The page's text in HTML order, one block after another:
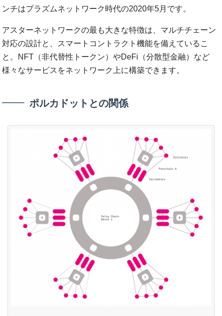
ンチはプラズムネットワーク時代の2020年5月です。
アスターネットワークの最も大きな特徴は、マルチチェーン
対応の設計と、スマートコントラクト機能を備えているこ
と。NFT（非代替性トークン）やDeFi（分散型金融）など
様々なサービスをネットワーク上に構築できます。
ポルカドットとの関係